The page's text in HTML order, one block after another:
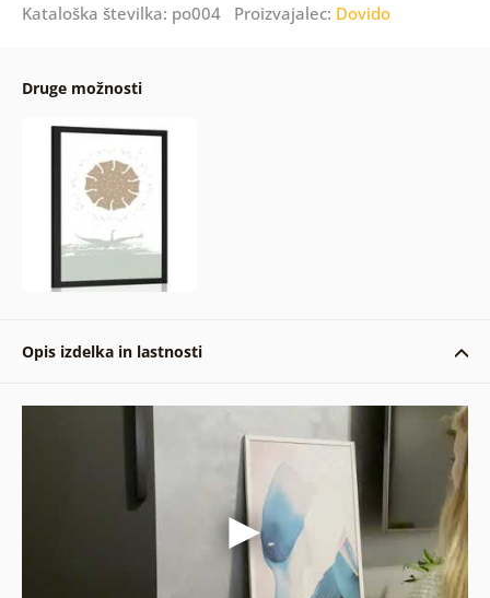
Kataloška številka: po004 Proizvajalec: Dovido
Druge možnosti
Opis izdelka in lastnosti